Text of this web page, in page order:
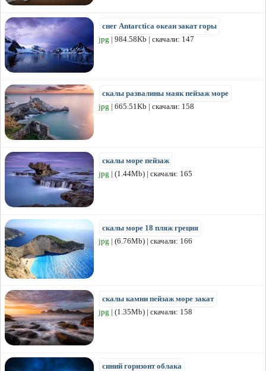
снег Antarctica океан закат горы
jpg | 984.58Kb | скачали: 147
скалы развалины маяк пейзаж море
jpg | 665.51Kb | скачали: 158
скалы море пейзаж
jpg | (1.44Mb) | скачали: 165
скалы море 18 пляж греция
jpg | (6.76Mb) | скачали: 166
скалы камни пейзаж море закат
jpg | (1.35Mb) | скачали: 158
синий горизонт облака